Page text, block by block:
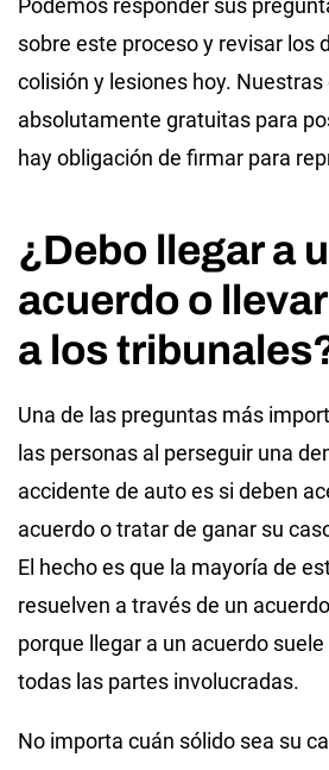
sobre este proceso y revisar los
colisión y lesiones hoy.
absolutamente gratuitas para
hay obligación de firmar para
¿Debo llegar a
acuerdo o
a los
Una de las preguntas más
las personas al perseguir una
accidente de auto es si deben
acuerdo o tratar de ganar su
El hecho es que la mayoría de
resuelven a través de un
porque llegar a un acuerdo
todas las partes involucradas.
No importa cuán sólido sea su